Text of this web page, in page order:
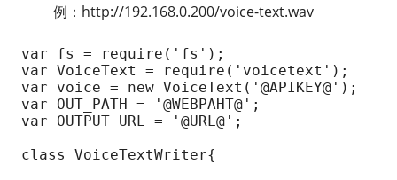
例：http://192.168.0.200/voice-text.wav
var fs = require('fs');
var VoiceText = require('voicetext');
var voice = new VoiceText('@APIKEY@');
var OUT_PATH = '@WEBPAHT@';
var OUTPUT_URL = '@URL@';
class VoiceTextWriter{